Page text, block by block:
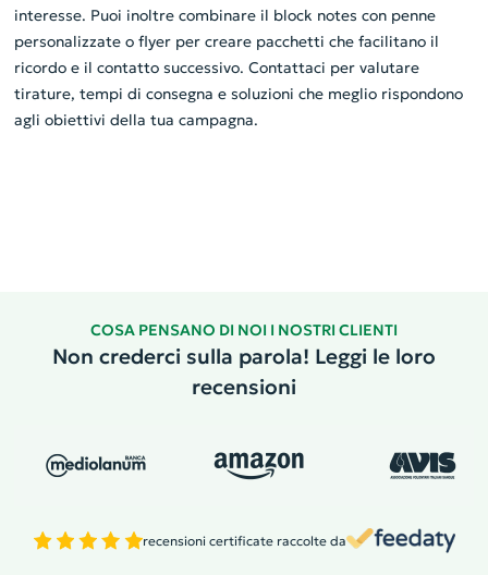
interesse. Puoi inoltre combinare il block notes con penne
personalizzate o flyer per creare pacchetti che facilitano il
ricordo e il contatto successivo. Contattaci per valutare
tirature, tempi di consegna e soluzioni che meglio rispondono
agli obiettivi della tua campagna.
COSA PENSANO DI NOI I NOSTRI CLIENTI
Non crederci sulla parola! Leggi le loro
recensioni
recensioni certificate raccolte da